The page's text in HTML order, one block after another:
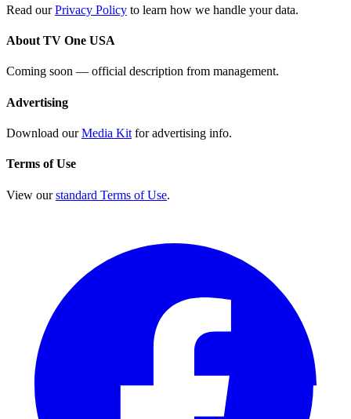
Read ourPrivacy Policy to learn how we handle your data.
About TV One USA
Coming soon — official description from management.
Advertising
Download ourMedia Kit for advertising info.
Terms of Use
View ourstandard Terms of Use.